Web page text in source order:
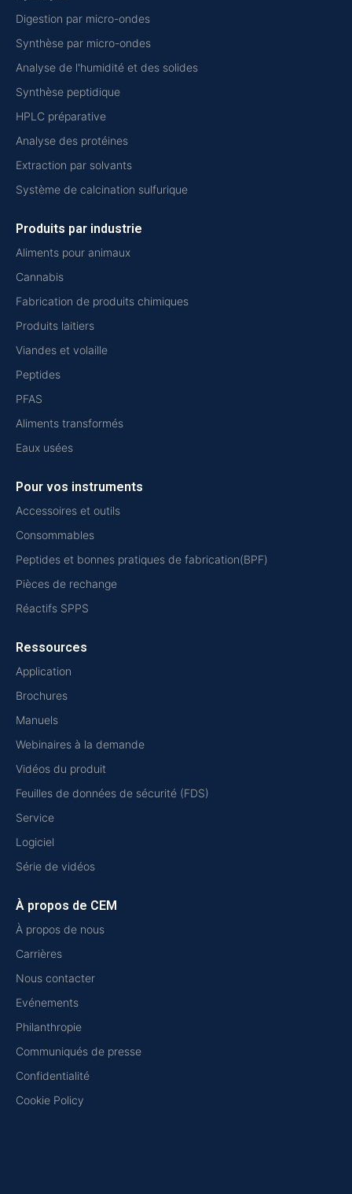
Digestion par micro-ondes
Synthèse par micro-ondes
Analyse de l'humidité et des solides
Synthèse peptidique
HPLC préparative
Analyse des protéines
Extraction par solvants
Système de calcination sulfurique
Produits par industrie
Aliments pour animaux
Cannabis
Fabrication de produits chimiques
Produits laitiers
Viandes et volaille
Peptides
PFAS
Aliments transformés
Eaux usées
Pour vos instruments
Accessoires et outils
Consommables
Peptides et bonnes pratiques de fabrication(BPF)
Pièces de rechange
Réactifs SPPS
Ressources
Application
Brochures
Manuels
Webinaires à la demande
Vidéos du produit
Feuilles de données de sécurité (FDS)
Service
Logiciel
Série de vidéos
À propos de CEM
À propos de nous
Carrières
Nous contacter
Evénements
Philanthropie
Communiqués de presse
Confidentialité
Cookie Policy